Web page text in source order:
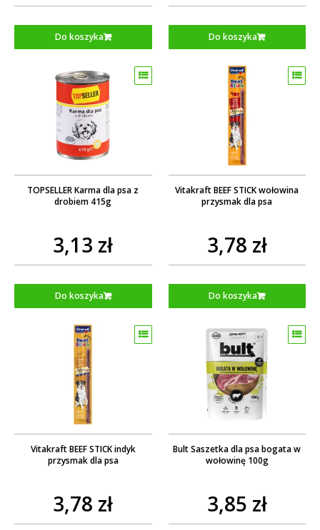
Do koszyka Do koszyka
TOPSELLER Karma dla psa z
drobiem 415g
3,13 zł
Do koszyka
Vitakraft BEEF STICK wołowina
przysmak dla psa
3,78 zł
Do koszyka
Vitakraft BEEF STICK indyk
przysmak dla psa
3,78 zł
Bult Saszetka dla psa bogata w
wołowinę 100g
3,85 zł